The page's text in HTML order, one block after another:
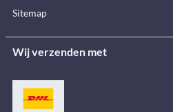
Sitemap
Wij verzenden met